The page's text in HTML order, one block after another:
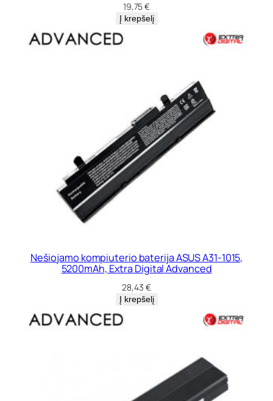
19,75€
Į krepšelį
Nešiojamo kompiuterio baterija ASUS A31-1015,
5200mAh, Extra Digital Advanced
28,43 €
Į krepšelį